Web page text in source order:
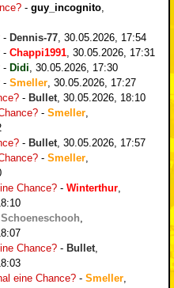
- guy_incognito
- Dennis-77 30.05.2026, 17:54
- Chappi1991 30.05.2026, 17:31
- Didi 30.05.2026, 17:30
- Smeller 30.05.2026, 17:27
- Bullet 30.05.2026, 18:10
- Smeller
- Bullet 30.05.2026, 17:57
- Smeller
Chance? - Winterthur
Schoeneschooh
Chance? - Bullet
eine Chance? - Smeller